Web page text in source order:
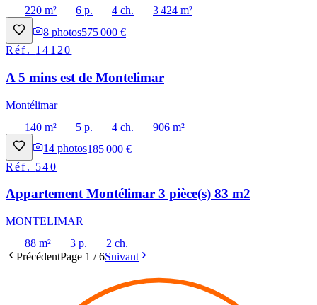
220 m²
6 p. 4 ch.
3 424 m²
8 photos575 000 €
Réf. 14120
A 5 mins est de Montelimar
Montélimar
140 m²
5 p. 4 ch.
906 m²
14 photos185 000 €
Réf. 540
Appartement Montélimar 3 pièce(s) 83 m2
MONTELIMAR
88 m²
3 p.
2 ch.
PrécédentPage 1 /6Suivant